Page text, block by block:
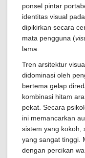
ponsel pintar
identitas visual
dipikirkan secara
mata pengguna (
lama.
Tren arsitektur
didominasi oleh
bertema gelap
kombinasi hitam
pekat. Secara
ini memancarkan
sistem yang kokoh,
yang sangat tinggi.
dengan percikan